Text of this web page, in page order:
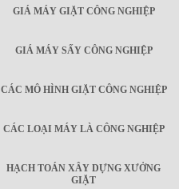
GIÁ MÁY GIẶT CÔNG NGHIỆP
GIÁ MÁY SẤY CÔNG NGHIỆP
CÁC MÔ HÌNH GIẶT CÔNG NGHIỆP
CÁC LOẠI MÁY LÀ CÔNG NGHIỆP
HẠCH TOÁN XÂY DỰNG XƯỞNG
GIẶT